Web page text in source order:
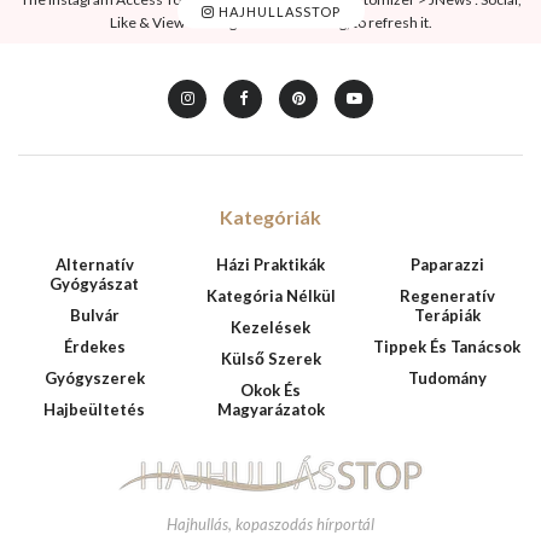
HAJHULLASSTOP
Like & View > Instagram Feed Setting, to refresh it.
Kategóriák
Alternatív
Gyógyászat
Bulvár
Érdekes
Gyógyszerek
Hajbeültetés
Házi Praktikák
Kategória Nélkül
Kezelések
Külső Szerek
Okok És
Magyarázatok
Paparazzi
Regeneratív
Terápiák
Tippek És Tanácsok
Tudomány
Hajhullás, kopaszodás hírportál